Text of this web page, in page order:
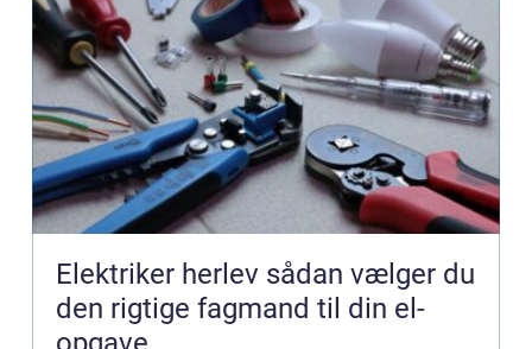
Elektriker herlev sådan vælger du
den rigtige fagmand til din el-